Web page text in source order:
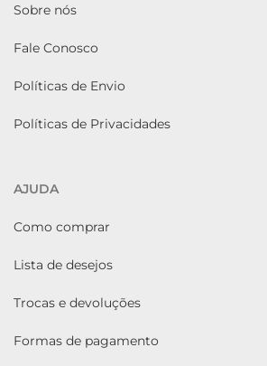
Sobre nós
Fale Conosco
Políticas de Envio
Políticas de Privacidades
AJUDA
Como comprar
Lista de desejos
Trocas e devoluções
Formas de pagamento